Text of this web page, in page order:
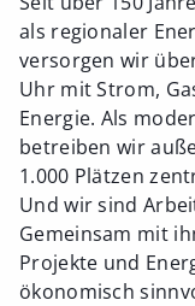
als regionaler
versorgen wir
Uhr mit Strom,
Energie. Als
betreiben wir
1.000 Plätzen
Und wir sind
Gemeinsam mit
Projekte und
ökonomisch